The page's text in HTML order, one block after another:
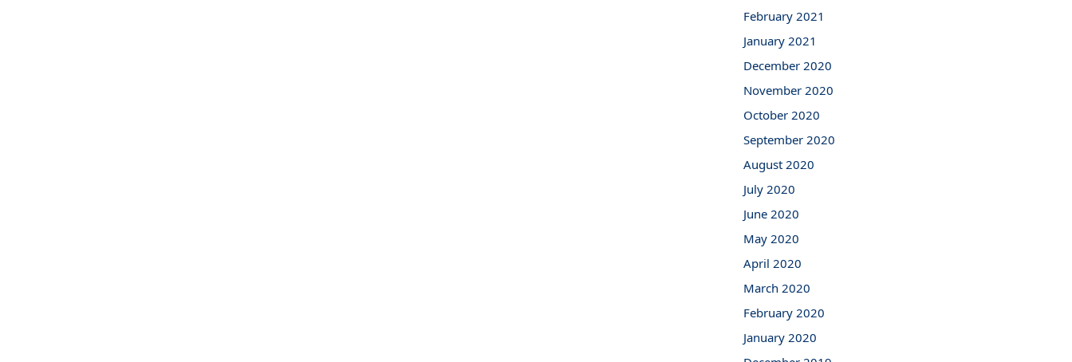
February 2021
January 2021
December 2020
November 2020
October 2020
September 2020
August 2020
July 2020
June 2020
May 2020
April 2020
March 2020
February 2020
January 2020